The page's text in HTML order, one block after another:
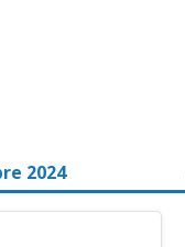
2024